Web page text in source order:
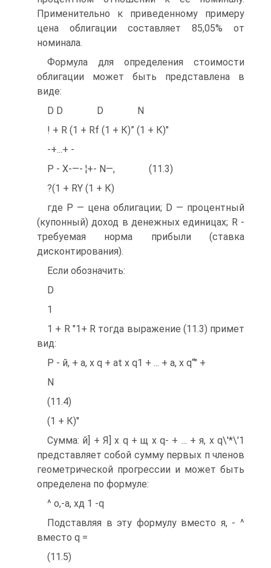
Применительно к приведенному примеру
цена облигации составляет 85,05% от
номинала.
Формула для определения стоимости
облигации может быть представлена в
виде:
D D D N
! + R (1 + Rf (1 + К)” (1 + К)"
-+...+ -
Р - Х-—- ¦+- N—, (11.3)
?(1 + RY (1 + К)
где Р — цена облигации; D — процентный
(купонный) доход в денежных единицах; R -
требуемая норма прибыли (ставка
дисконтирования).
Если обозначить:
D
1
1 + R "1+ R тогда выражение (11.3) примет
вид:
Р - й, + а, х q + at х q1 + ... + а, х q“" +
N
(11.4)
(1 + К)"
Сумма: й] + Я] х q + щ х q- + ... + я, х q\'*\'1
представляет собой сумму первых п членов
геометрической прогрессии и может быть
определена по формуле:
^ о,-а, хд 1 -q
Подставляя в эту формулу вместо я, - ^
вместо q =
(11.5)